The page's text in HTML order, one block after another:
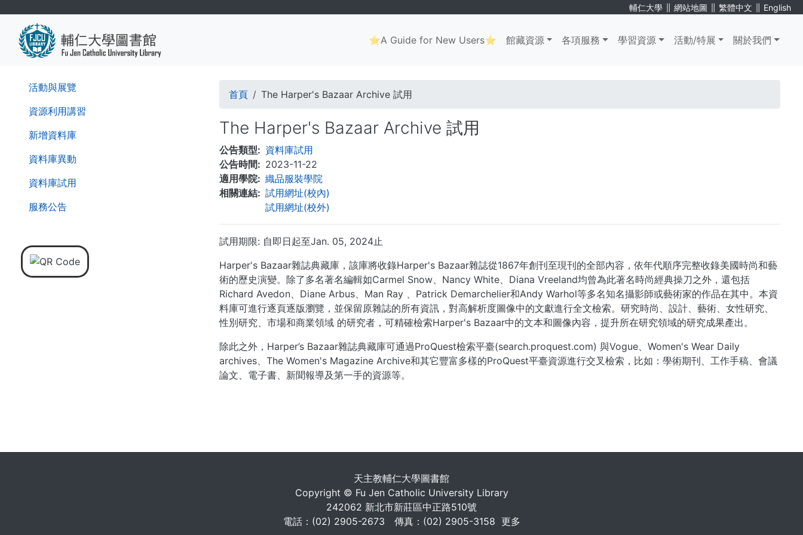
輔仁大學 ∥ 網站地圖 ∥ 繁體中文 ∥ English
Main
navigation
⭐A Guide for New Users⭐ 館藏資源 各項服務 學習資源 活動/特展 關於我們
活動與展覽
資源利用講習
新增資料庫
資料庫異動
資料庫試用
服務公告
導
連
結
首頁 The Harper's Bazaar Archive 試用
The Harper's Bazaar Archive 試用
公告類型
資料庫試用
公告時間
2023-11-22
適用學院
織品服裝學院
相關連結
試用網址(校內)
試用網址(校外)
試用期限: 自即日起至Jan. 05, 2024止
Harper's Bazaar雜誌典藏庫，該庫將收錄Harper's Bazaar雜誌從1867年創刊至現刊的全部內容，依年代順序完整收錄美國時尚和藝
術的歷史演變。除了多名著名編輯如Carmel Snow、Nancy White、Diana Vreeland均曾為此著名時尚經典操刀之外，還包括
Richard Avedon、Diane Arbus、Man Ray 、Patrick Demarchelier和Andy Warhol等多名知名攝影師或藝術家的作品在其中。本資
料庫可進行逐頁逐版瀏覽，並保留原雜誌的所有資訊，對高解析度圖像中的文獻進行全文檢索。研究時尚、設計、藝術、女性研究、
性別研究、市場和商業領域 的研究者，可精確檢索Harper's Bazaar中的文本和圖像內容，提升所在研究領域的研究成果產出。
除此之外，Harper’s Bazaar雜誌典藏庫可通過ProQuest檢索平臺(search.proquest.com) 與Vogue、Women's Wear Daily
archives、The Women's Magazine Archive和其它豐富多樣的ProQuest平臺資源進行交叉檢索，比如：學術期刊、工作手稿、會議
論文、電子書、新聞報導及第一手的資源等。
天主教輔仁大學圖書館
Copyright © Fu Jen Catholic University Library
242062 新北市新莊區中正路510號
電話：(02) 2905-2673 傳真：(02) 2905-3158 更多